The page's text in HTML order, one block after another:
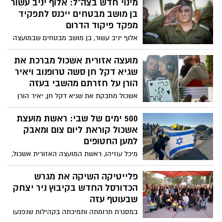
מינוי חדש בצה"ל: אלוף יניב עשור
בן מושב מבטחים ייכנס לתפקיד
מפקד פיקוד הדרום
אלוף יניב עשור, בן מושב מבטחים שבמועצה
האזורית אשכול, מונה לתפקיד מפקד פיקוד
הדרום בצה"ל. עשור, אשר נולד וגדל במושב
ולמד בבית הספר "יובלי הבשור" ובתיכון
"הבשור", ייכנס רשמית לתפקידו ביום ראשון
הקרוב.
מועצה אזורית אשכול מברכת את
שגיא דקל חן סשה טרופנוב ויאיר
הורן על חזרתם מהשבי בעזה
אשכול מחבקת את שגיא דקל חן, יאיר הורן
וסשה טרופנוב שחזרו הביתה אחרי 498 ימים
בשבי. הרגע הזה, שכל כך ייחלנו לו, לראותם
שוב, חבוקים עם משפחותיהם, מביא איתו
הקלה עצומה ונחמה גדולה לקהילה שלנו,
ובעיקר למשפחותיהם שנאבקו יום-יום
למענם.
500 ימים של שבי: ראשת מועצת
אשכול קוראת ליום צום ומאבק
למען החטופים
מיכל עוזיהו, ראשת המועצה האזורית אשכול,
מודיעה כי תצום ביום ה-500 למלחמה וקוראת
לציבור, לבכירי המשק ולמנהיגים בארץ
ובעולם להצטרף לזעקה ולמאבק למען השבת
החטופים.
פלייטיקה השיקה את מגרש
הכדורסל החדש בקיבוץ ניר יצחק
שבעוטף עזה
במסגרת תרומתה ותמיכתה בקהילות שנפגעו